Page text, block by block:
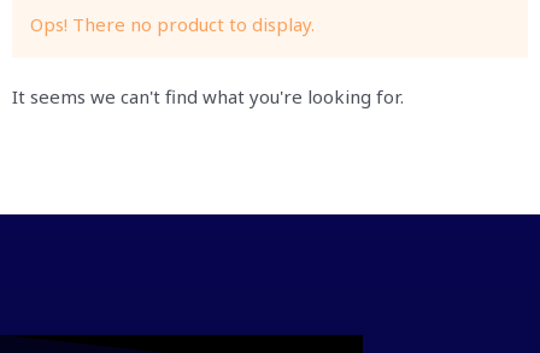
Ops! There no product to display.
It seems we can't find what you're looking for.